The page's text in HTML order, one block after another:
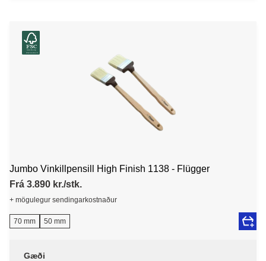
Jumbo Vinkillpensill High Finish 1138 - Flügger
Frá 3.890 kr./stk.
+ mögulegur sendingarkostnaður
70 mm 50 mm
Gæði